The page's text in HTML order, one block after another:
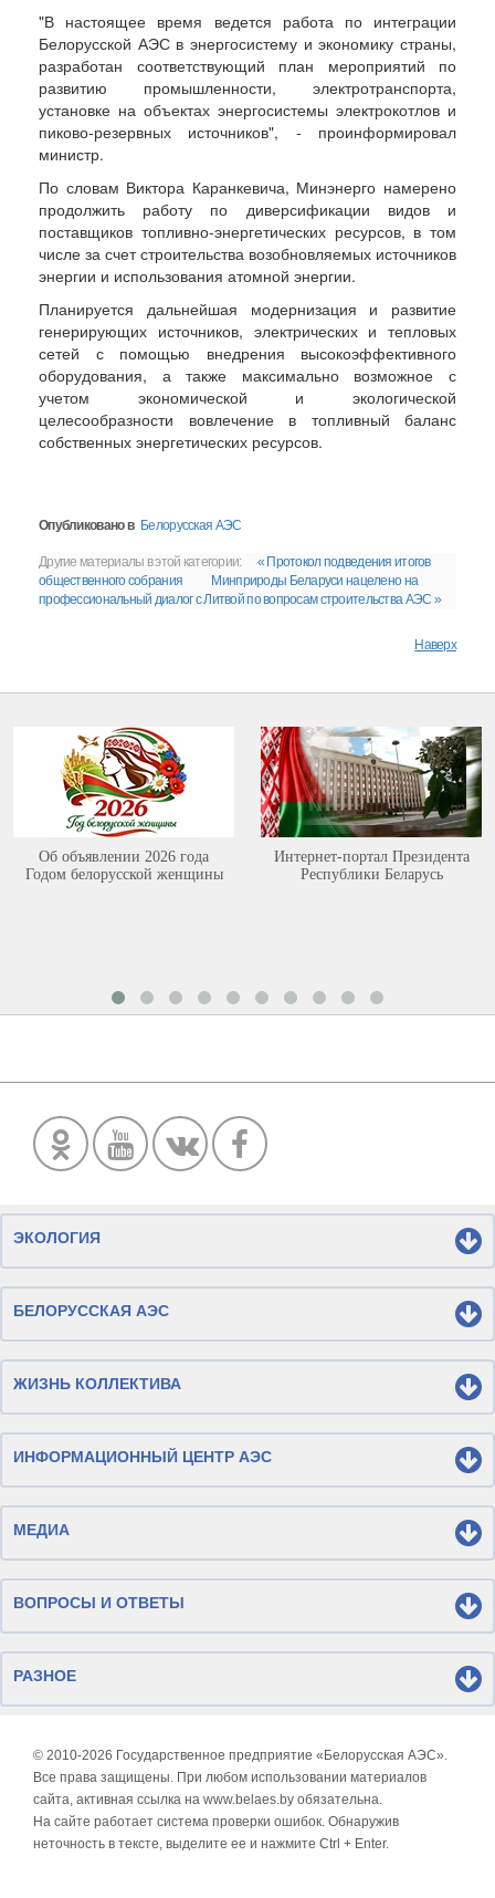
"В настоящее время ведется работа по интеграции
Белорусской АЭС в энергосистему и экономику страны,
разработан соответствующий план мероприятий по
развитию промышленности, электротранспорта,
установке на объектах энергосистемы электрокотлов и
пиково-резервных источников", - проинформировал
министр.
По словам Виктора Каранкевича, Минэнерго намерено
продолжить работу по диверсификации видов и
поставщиков топливно-энергетических ресурсов, в том
числе за счет строительства возобновляемых источников
энергии и использования атомной энергии.
Планируется дальнейшая модернизация и развитие
генерирующих источников, электрических и тепловых
сетей с помощью внедрения высокоэффективного
оборудования, а также максимально возможное с
учетом экономической и экологической
целесообразности вовлечение в топливный баланс
собственных энергетических ресурсов.
Опубликовано в Белорусская АЭС
Другие материалы в этой категории:
« Протокол подведения итогов
общественного собрания
Минприроды Беларуси нацелено на
профессиональный диалог с Литвой по вопросам строительства АЭС »
Наверх
Об объявлении 2026 года
Годом белорусской женщины
Интернет-портал Президента
Республики Беларусь
ЭКОЛОГИЯ
БЕЛОРУССКАЯ АЭС
ЖИЗНЬ КОЛЛЕКТИВА
ИНФОРМАЦИОННЫЙ ЦЕНТР АЭС
МЕДИА
ВОПРОСЫ И ОТВЕТЫ
РАЗНОЕ
© 2010-2026 Государственное предприятие «Белорусская АЭС».
Все права защищены. При любом использовании материалов
сайта, активная ссылка на www.belaes.by обязательна.
На сайте работает система проверки ошибок. Обнаружив
неточность в тексте, выделите ее и нажмите Ctrl + Enter.